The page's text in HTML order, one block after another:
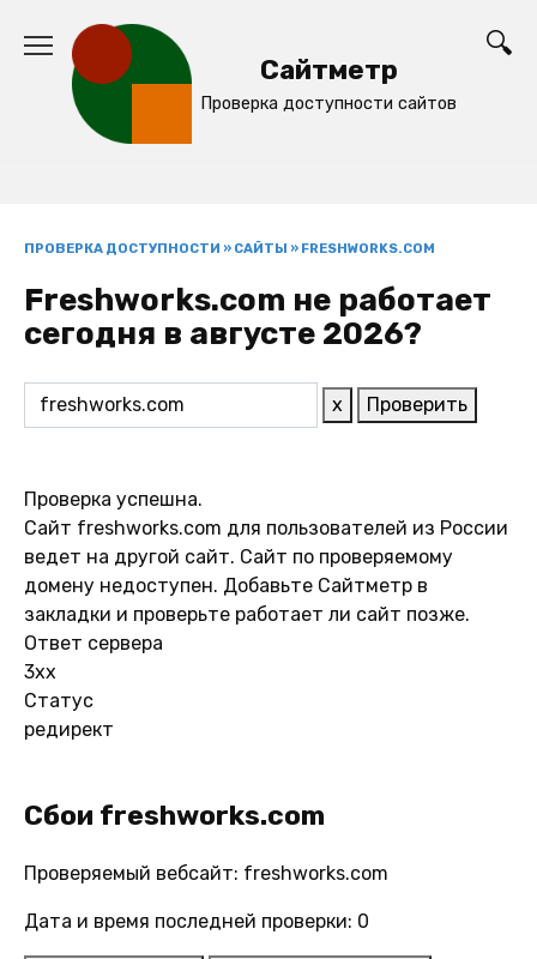
содержанию
Сайтметр
Проверка доступности сайтов
ПРОВЕРКА ДОСТУПНОСТИ » САЙТЫ » FRESHWORKS.COM
Freshworks.com не работает
сегодня в августе 2026?
x Проверить
Проверка успешна.
Сайт freshworks.com для пользователей из России
ведет на другой сайт. Сайт по проверяемому
домену недоступен. Добавьте Сайтметр в
закладки и проверьте работает ли сайт позже.
Ответ сервера
3xx
Статус
редирект
Сбои freshworks.com
Проверяемый вебсайт: freshworks.com
Дата и время последней проверки: 0